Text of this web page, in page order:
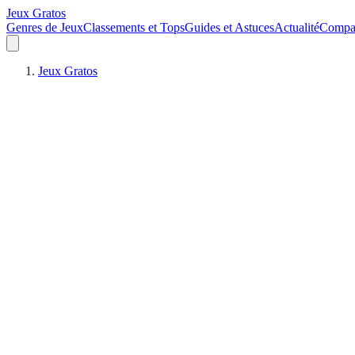
Jeux Gratos
Genres de JeuxClassements et TopsGuides et AstucesActualité
Jeux Gratos